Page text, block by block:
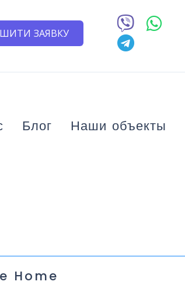
ЗАЯВКУ
Блог Наши объекты
Home